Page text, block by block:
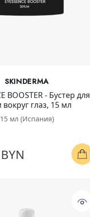
SKINDERMA
BOOSTER - Бустер для
глаз, 15 мл
15 мл (Испания)
BYN